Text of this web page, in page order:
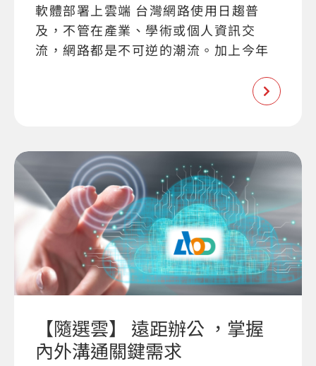
軟體部署上雲端 台灣網路使用日趨普
及，不管在產業、學術或個人資訊交
流，網路都是不可逆的潮流。加上今年
【隨選雲】 遠距辦公 ，掌握
內外溝通關鍵需求